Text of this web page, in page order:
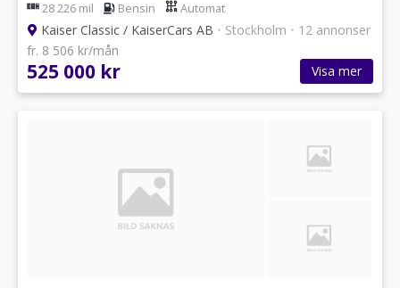
28 226 mil Bensin Automat
Kaiser Classic / KaiserCars AB • Stockholm • 12 annonser
fr. 8 506 kr/mån
525 000 kr Visa mer